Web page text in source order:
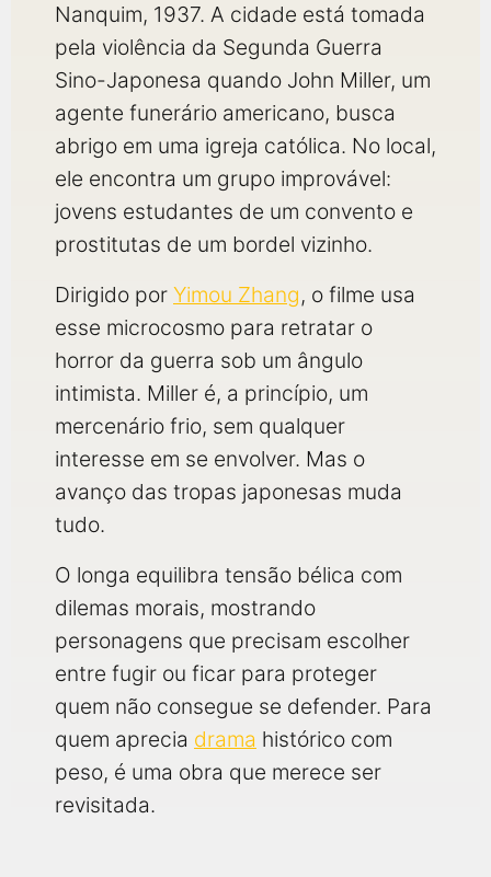
Nanquim, 1937. A cidade está tomada
pela violência da Segunda Guerra
Sino-Japonesa quando John Miller, um
agente funerário americano, busca
abrigo em uma igreja católica. No local,
ele encontra um grupo improvável:
jovens estudantes de um convento e
prostitutas de um bordel vizinho.
Dirigido por Yimou Zhang, o filme usa
esse microcosmo para retratar o
horror da guerra sob um ângulo
intimista. Miller é, a princípio, um
mercenário frio, sem qualquer
interesse em se envolver. Mas o
avanço das tropas japonesas muda
tudo.
O longa equilibra tensão bélica com
dilemas morais, mostrando
personagens que precisam escolher
entre fugir ou ficar para proteger
quem não consegue se defender. Para
quem aprecia drama histórico com
peso, é uma obra que merece ser
revisitada.